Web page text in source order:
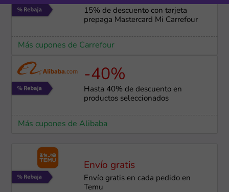
15% de descuento con tarjeta
prepaga Mastercard Mi Carrefour
Más cupones de Carrefour
-40%
Hasta 40% de descuento en
productos seleccionados
Más cupones de Alibaba
Envío gratis
Envío gratis en cada pedido en
Temu